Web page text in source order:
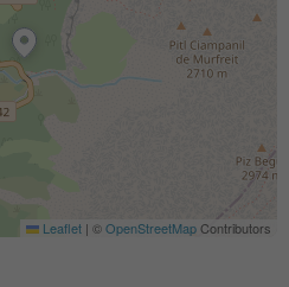
Leaflet | ©OpenStreetMapContributors